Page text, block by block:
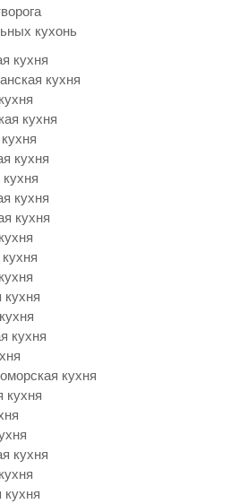
кухонь
кухня
кухня
кухня
кухня
кухня
кухня
кухня
кухня
кухня
кухня
кухня
кухня